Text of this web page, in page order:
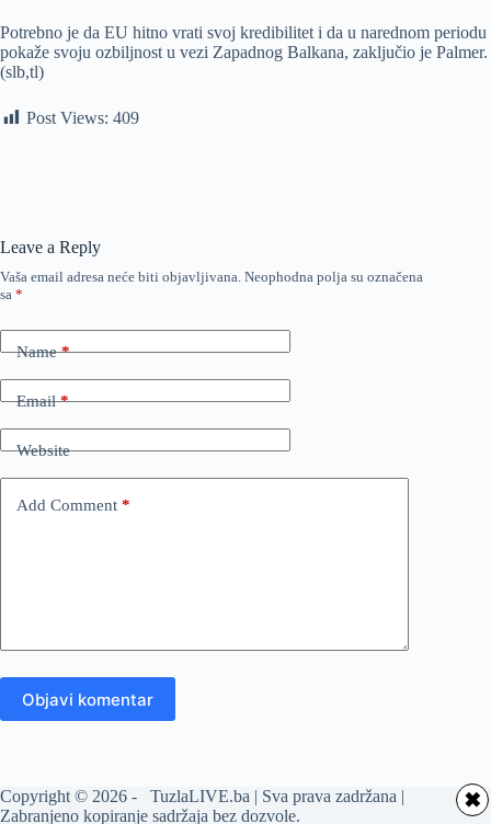
Potrebno je da EU hitno vrati svoj kredibilitet i da u narednom periodu
pokaže svoju ozbiljnost u vezi Zapadnog Balkana, zaključio je Palmer.
(slb,tl)
Post Views: 409
Leave a Reply
Vaša email adresa neće biti objavljivana. Neophodna polja su označena
sa *
Name*
Email*
Website
Add Comment *
Objavi komentar
Copyright © 2026 - TuzlaLIVE.ba | Sva prava zadržana |
Zabranjeno kopiranje sadržaja bez dozvole.
✖